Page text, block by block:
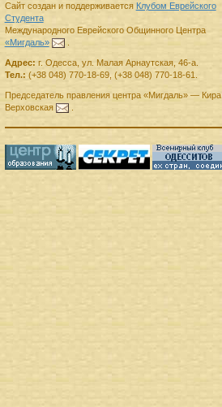
Сайт создан и поддерживается Клубом Еврейского
Студента
Международного Еврейского Общинного Центра
«Мигдаль»
.
Адрес: г. Одесса, ул. Малая Арнаутская, 46-а.
Тел.: (+38 048) 770-18-69, (+38 048) 770-18-61.
Председатель правленияцентра «Мигдаль»— Кира
Верховская
.